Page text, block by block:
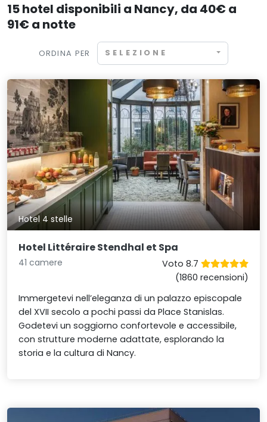
15 hotel disponibili a Nancy, da 40€ a
91€ a notte
ORDINA PER SELEZIONE
Hotel 4 stelle
Hotel Littéraire Stendhal et Spa
41 camere
Voto 8.7
(1860 recensioni)
Immergetevi nell’eleganza di un palazzo episcopale
del XVII secolo a pochi passi da Place Stanislas.
Godetevi un soggiorno confortevole e accessibile,
con strutture moderne adattate, esplorando la
storia e la cultura di Nancy.